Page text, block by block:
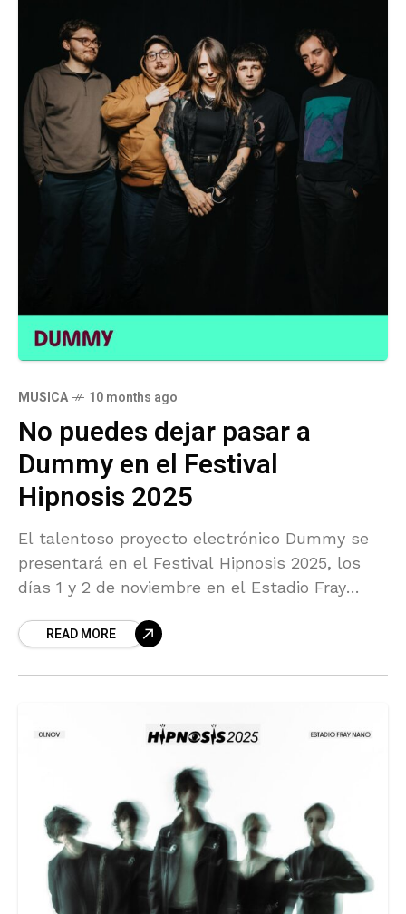
MUSICA 10 months ago
No puedes dejar pasar a
Dummy en el Festival
Hipnosis 2025
El talentoso proyecto electrónico Dummy se
presentará en el Festival Hipnosis 2025, los
días 1 y 2 de noviembre en el Estadio Fray
READ MORE